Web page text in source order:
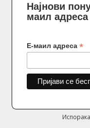
Најнови
маил адреса
Е-маил адреса *
Испорака